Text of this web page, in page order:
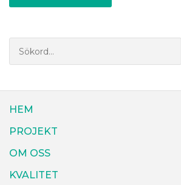
HEM
PROJEKT
OM OSS
KVALITET